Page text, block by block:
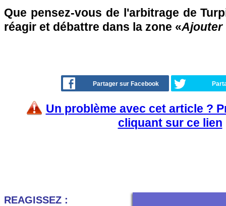
Que pensez-vous de l'arbitrage de
réagir et débattre dans la zone «Ajouter
Partager sur Facebook
Un problème avec cet article ?
cliquant sur ce lien
REAGISSEZ :